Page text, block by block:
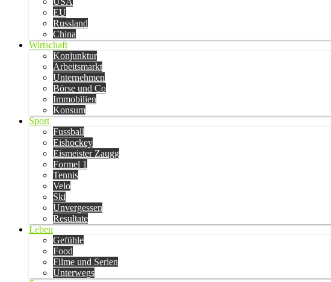
EU
Russland
China
Wirtschaft
Konjunktur
Arbeitsmarkt
Unternehmen
Börse und Co
Immobilien
Konsum
Sport
Fussball
Eishockey
Eismeister Zaugg
Formel 1
Tennis
Velo
Ski
Unvergessen
Resultate
Leben
Gefühle
Food
Filme und Serien
Unterwegs